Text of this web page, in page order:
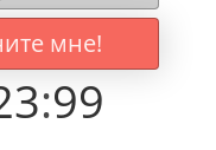
мне!
:99